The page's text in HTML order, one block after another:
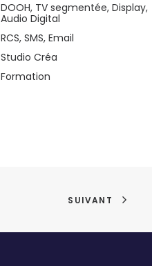
DOOH, TV segmentée, Display,
Audio Digital
RCS, SMS, Email
Studio Créa
Formation
SUIVANT